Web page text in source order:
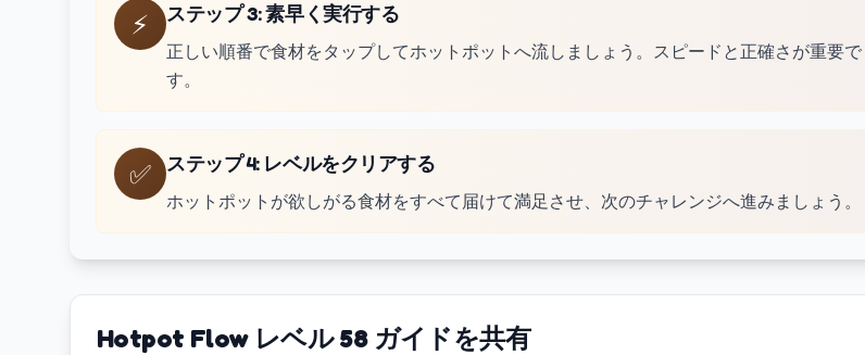
⚡ ステップ 3:素早く実行する
正しい順番で食材をタップしてホットポットへ流しましょう。スピードと正確さが重要で
す。
✅ ステップ 4: レベルをクリアする
ホットポットが欲しがる食材をすべて届けて満足させ、次のチャレンジへ進みましょう。
Hotpot Flow レベル 58 ガイドを共有